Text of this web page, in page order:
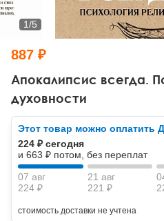
Тревожные расстройства,
Психодрама
Другие направления
Классический,
НЛП
Психология труда и
Социальная психология
Социальная и
Классический и юнгианский
Апокалипсис всегда.
духовности
1/5
887 ₽
Этот товар можно оплатить
224 ₽ сегодня
и 663 ₽ потом, без переплат
07 авг
224 ₽
21 авг
221 ₽
стоимость доставки не учтена